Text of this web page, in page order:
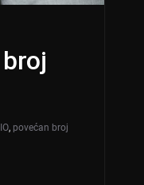
, povećan broj